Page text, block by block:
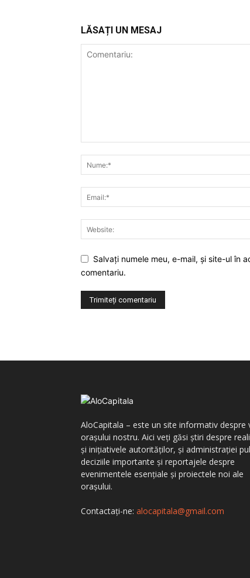
LĂSAȚI UN MESAJ
Salvaţi numele meu, e-mail, şi site-ul în
comentariu.
AloCapitala – este un site informativ despre
orașului nostru. Aici veți găsi știri despre
și inițiativele autorităților, și administrației
deciziile importante și reportajele despre
evenimentele esențiale și proiectele noi ale
orașului.
Contactați-ne: alocapitala@gmail.com